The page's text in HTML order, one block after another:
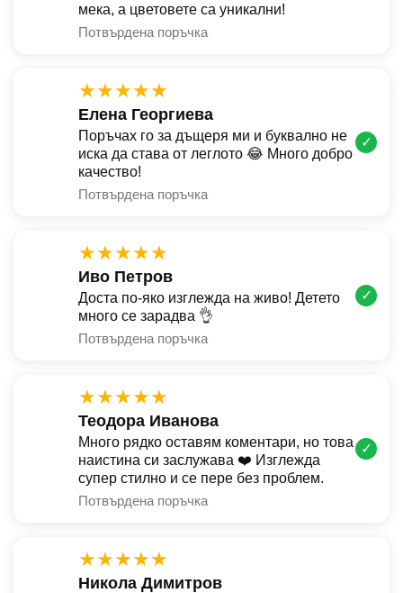
мека, а цветовете са уникални!
Потвърдена поръчка
★★★★★
Елена Георгиева
Поръчах го за дъщеря ми и буквално не
иска да става от леглото 😂 Много добро
качество!
Потвърдена поръчка
✓
★★★★★
Иво Петров
Доста по-яко изглежда на живо! Детето
много се зарадва 👌
Потвърдена поръчка
✓
★★★★★
Теодора Иванова
Много рядко оставям коментари, но това
наистина си заслужава ❤️ Изглежда
супер стилно и се пере без проблем.
Потвърдена поръчка
✓
★★★★★
Никола Димитров